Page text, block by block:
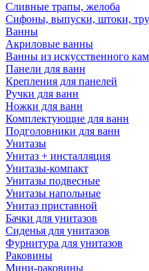
Сливные трапы, желоба
Сифоны, выпуски, штоки,
Ванны
Акриловые ванны
Ванны из искусственного
Панели для ванн
Крепления для панелей
Ручки для ванн
Ножки для ванн
Комплектующие для ванн
Подголовники для ванн
Унитазы
Унитаз + инсталляция
Унитазы-компакт
Унитазы подвесные
Унитазы напольные
Унитаз приставной
Бачки для унитазов
Сиденья для унитазов
Фурнитура для унитазов
Раковины
Мини-раковины